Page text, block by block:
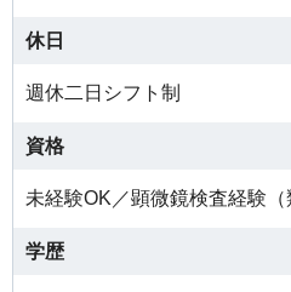
休日
週休二日シフト制
資格
未経験OK／顕微鏡検査経験
学歴